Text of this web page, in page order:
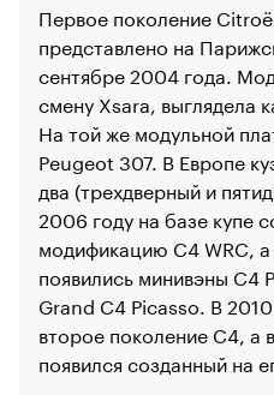
00:00 / 00:00
Первое поколение
представлено на
сентябре 2004 года.
смену Xsara, выглядела
На той же модульной
Peugeot 307. В Европе
два (трехдверный и
2006 году на базе купе
модификацию C4 WRC,
появились минивэны C4
Grand C4 Picasso. В
второе поколение C4, а
появился созданный на